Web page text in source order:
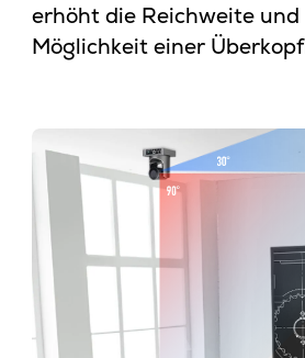
erhöht die Reichweite
Möglichkeit einer